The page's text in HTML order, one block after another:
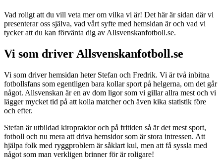
Vad roligt att du vill veta mer om vilka vi är! Det här är sidan där vi
presenterar oss själva, vad vårt syfte med hemsidan är och vad vi
tycker att du kan förvänta dig av Allsvenskanfotboll.se.
Vi som driver Allsvenskanfotboll.se
Vi som driver hemsidan heter Stefan och Fredrik. Vi är två inbitna
fotbollsfans som egentligen bara kollar sport på helgerna, om det går
något. Allsvenskan är en av dom ligor som vi gillar allra mest och vi
lägger mycket tid på att kolla matcher och även kika statistik före
och efter.
Stefan är utbildad kiropraktor och på fritiden så är det mest sport,
fotboll och nu mera att driva hemsidor som är stora intressen. Att
hjälpa folk med ryggproblem är såklart kul, men att få syssla med
något som man verkligen brinner för är roligare!